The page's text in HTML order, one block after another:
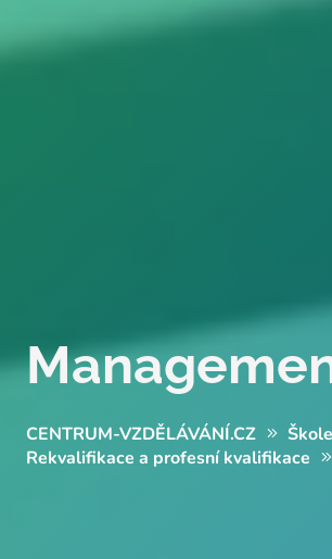
CENTRUM-VZDĚLÁVÁNÍ.CZ
Rekvalifikace a profesní kvalifikace